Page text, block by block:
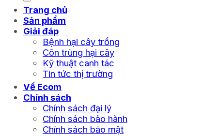
Trang chủ
Sản phẩm
Giải đáp
Bệnh hại cây trồng
Côn trùng hại cây
Kỹ thuật canh tác
Tin tức thị trường
Về Ecom
Chính sách
Chính sách đại lý
Chính sách bảo hành
Chính sách bảo mật